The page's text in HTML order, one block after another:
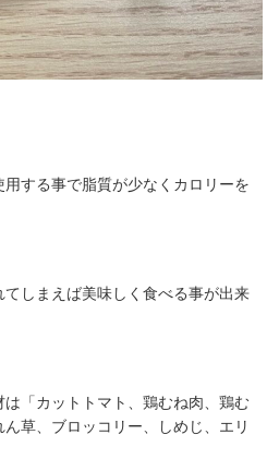
する事で脂質が少なくカロリーを
しまえば美味しく食べる事が出来
「カットトマト、鶏むね肉、鶏む
草、ブロッコリー、しめじ、エリ